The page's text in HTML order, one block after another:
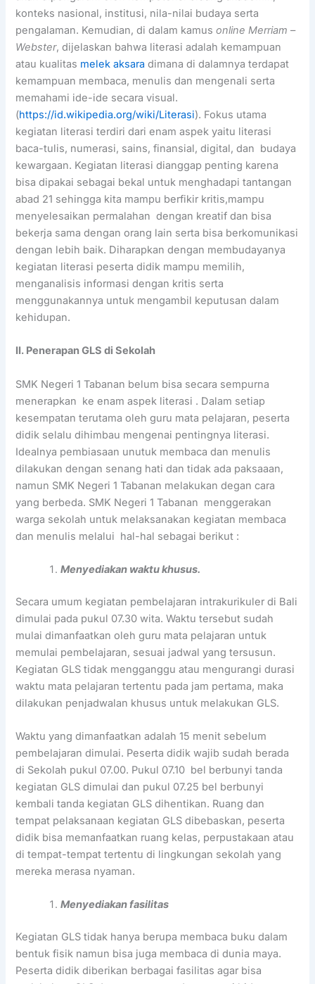
konteks nasional, institusi, nila-nilai budaya serta
pengalaman. Kemudian, di dalam kamusonline Merriam –
Webster, dijelaskan bahwa literasi adalah kemampuan
atau kualitas melek aksara dimana di dalamnya terdapat
kemampuan membaca, menulis dan mengenali serta
memahami ide-ide secara visual.
(https://id.wikipedia.org/wiki/Literasi). Fokus utama
kegiatan literasi terdiri dari enam aspek yaitu literasi
baca-tulis, numerasi, sains, finansial, digital, dan budaya
kewargaan. Kegiatan literasi dianggap penting karena
bisa dipakai sebagai bekal untuk menghadapi tantangan
abad 21 sehingga kita mampu berfikir kritis,mampu
menyelesaikan permalahan dengan kreatif dan bisa
bekerja sama dengan orang lain serta bisa berkomunikasi
dengan lebih baik. Diharapkan dengan membudayanya
kegiatan literasi peserta didik mampu memilih,
menganalisis informasi dengan kritis serta
menggunakannya untuk mengambil keputusan dalam
kehidupan.
II. Penerapan GLS di Sekolah
SMK Negeri 1 Tabanan belum bisa secara sempurna
menerapkan ke enam aspek literasi . Dalam setiap
kesempatan terutama oleh guru mata pelajaran, peserta
didik selalu dihimbau mengenai pentingnya literasi.
Idealnya pembiasaan unutuk membaca dan menulis
dilakukan dengan senang hati dan tidak ada paksaaan,
namun SMK Negeri 1 Tabanan melakukan degan cara
yang berbeda. SMK Negeri 1 Tabanan menggerakan
warga sekolah untuk melaksanakan kegiatan membaca
dan menulis melalui hal-hal sebagai berikut :
Menyediakan waktu khusus.
Secara umum kegiatan pembelajaran intrakurikuler di Bali
dimulai pada pukul 07.30 wita. Waktu tersebut sudah
mulai dimanfaatkan oleh guru mata pelajaran untuk
memulai pembelajaran, sesuai jadwal yang tersusun.
Kegiatan GLS tidak mengganggu atau mengurangi durasi
waktu mata pelajaran tertentu pada jam pertama, maka
dilakukan penjadwalan khusus untuk melakukan GLS.
Waktu yang dimanfaatkan adalah 15 menit sebelum
pembelajaran dimulai. Peserta didik wajib sudah berada
di Sekolah pukul 07.00. Pukul 07.10 bel berbunyi tanda
kegiatan GLS dimulai dan pukul 07.25 bel berbunyi
kembali tanda kegiatan GLS dihentikan. Ruang dan
tempat pelaksanaan kegiatan GLS dibebaskan, peserta
didik bisa memanfaatkan ruang kelas, perpustakaan atau
di tempat-tempat tertentu di lingkungan sekolah yang
mereka merasa nyaman.
Menyediakan fasilitas
Kegiatan GLS tidak hanya berupa membaca buku dalam
bentuk fisik namun bisa juga membaca di dunia maya.
Peserta didik diberikan berbagai fasilitas agar bisa